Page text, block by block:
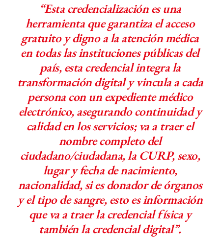
“Esta credencialización es una
herramienta que garantiza el acceso
gratuito y digno a la atención médica
en todas las instituciones públicas del
país, esta credencial integra la
transformación digital y vincula a cada
persona con un expediente médico
electrónico, asegurando continuidad y
calidad en los servicios; va a traer el
nombre completo del
ciudadano/ciudadana, la CURP, sexo,
lugar y fecha de nacimiento,
nacionalidad, si es donador de órganos
y el tipo de sangre, esto es información
que va a traer la credencial física y
también la credencial digital”.